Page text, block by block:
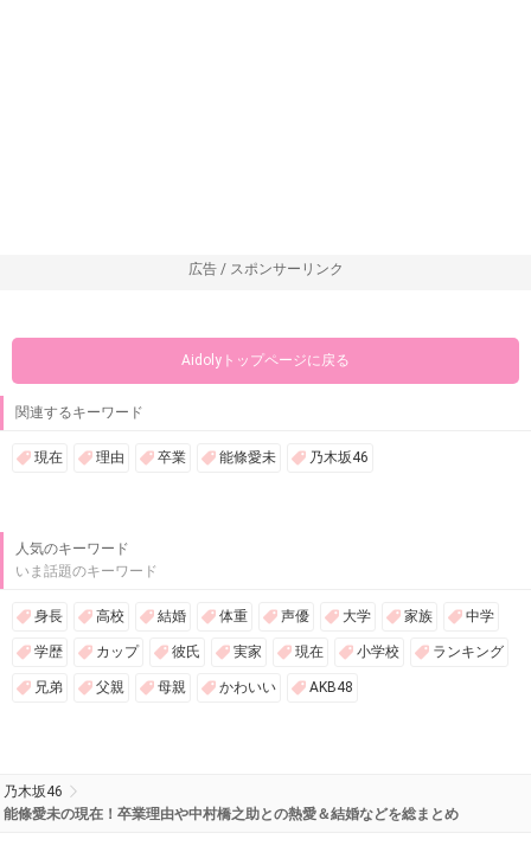
広告 / スポンサーリンク
Aidolyトップページに戻る
関連するキーワード
現在 理由 卒業 能條愛未 乃木坂46
人気のキーワード
いま話題のキーワード
身長 高校 結婚 体重 声優 大学 家族 中学
学歴 カップ 彼氏 実家 現在 小学校 ランキング
兄弟 父親 母親 かわいい AKB48
乃木坂46
能條愛未の現在！卒業理由や中村橋之助との熱愛＆結婚などを総まとめ